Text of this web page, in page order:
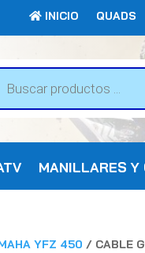
INICIO QUADS
MANILLARES Y
YFZ 450 / CABLE